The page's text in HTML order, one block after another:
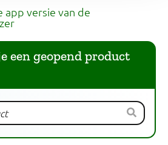
app versie van de
een geopend product